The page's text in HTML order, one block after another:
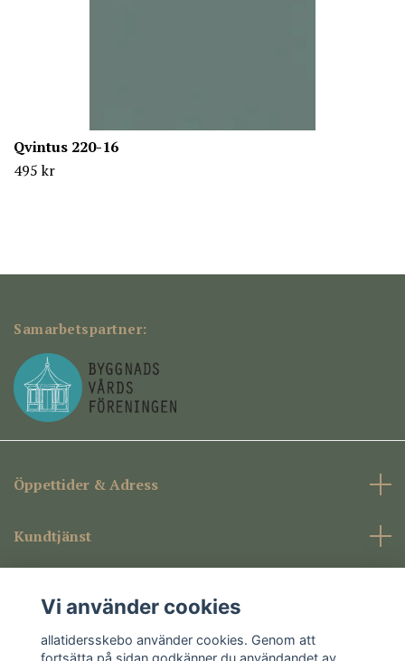
Qvintus 220-16
495 kr
Samarbetspartner:
Öppettider & Adress
Kundtjänst
Sociala medier
Vi använder cookies
allatidersskebo använder cookies. Genom att
fortsätta på sidan godkänner du användandet av